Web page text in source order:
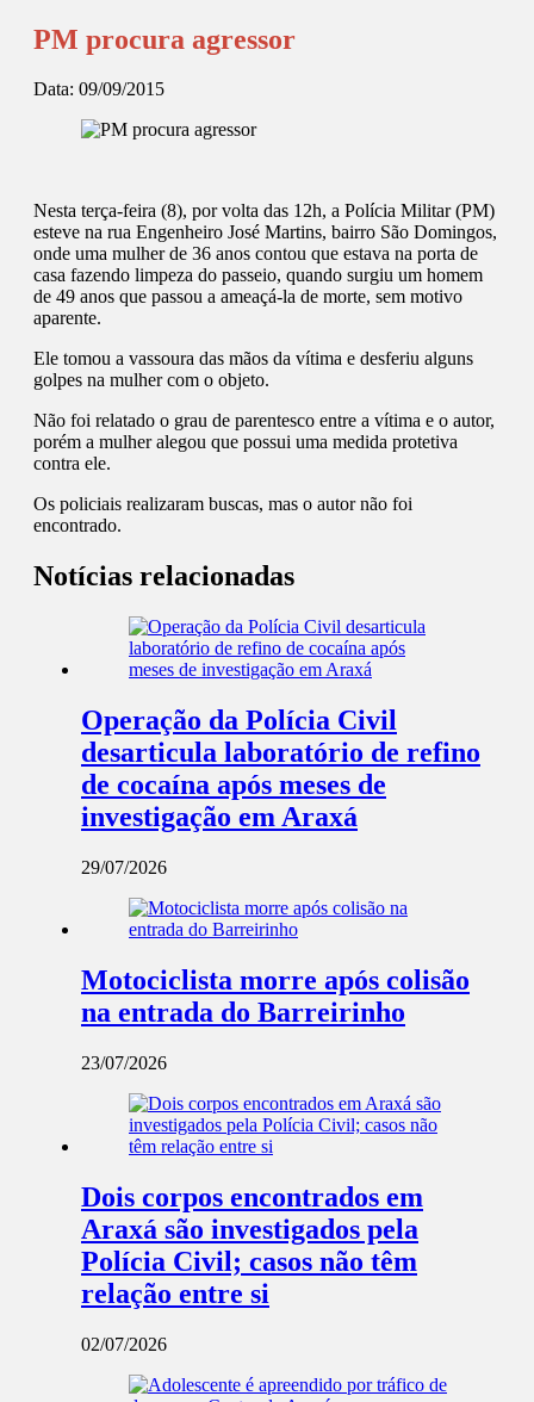
PM procura agressor
Data: 09/09/2015
Nesta terça-feira (8), por volta das 12h, a Polícia Militar (PM)
esteve na rua Engenheiro José Martins, bairro São Domingos,
onde uma mulher de 36 anos contou que estava na porta de
casa fazendo limpeza do passeio, quando surgiu um homem
de 49 anos que passou a ameaçá-la de morte, sem motivo
aparente.
Ele tomou a vassoura das mãos da vítima e desferiu alguns
golpes na mulher com o objeto.
Não foi relatado o grau de parentesco entre a vítima e o autor,
porém a mulher alegou que possui uma medida protetiva
contra ele.
Os policiais realizaram buscas, mas o autor não foi
encontrado.
Notícias relacionadas
Operação da Polícia Civil
desarticula laboratório de refino
de cocaína após meses de
investigação em Araxá
29/07/2026
Motociclista morre após colisão
na entrada do Barreirinho
23/07/2026
Dois corpos encontrados em
Araxá são investigados pela
Polícia Civil; casos não têm
relação entre si
02/07/2026